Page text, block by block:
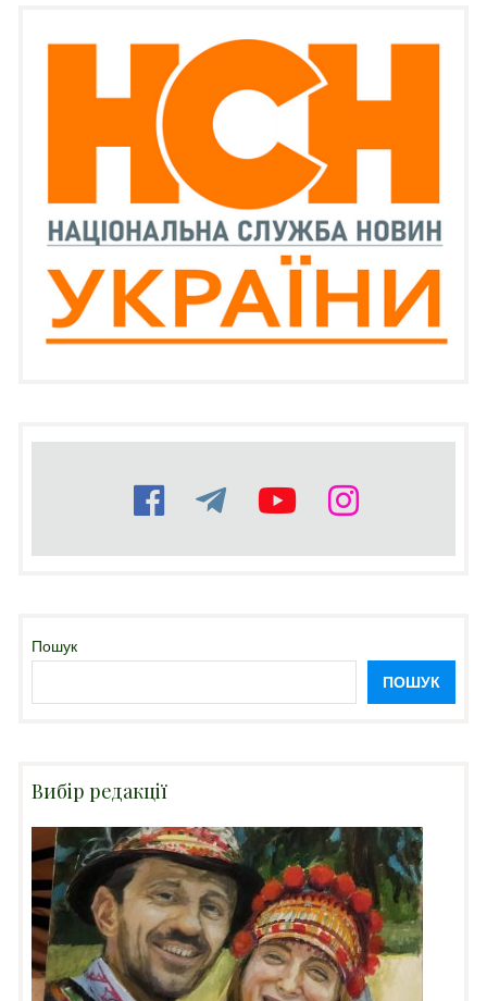
Пошук
ПОШУК
Вибір редакції